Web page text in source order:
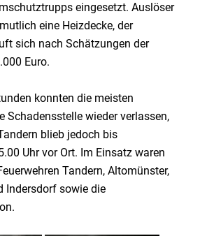
eingesetzt. Auslöser
eine Heizdecke, der
sich nach Schätzungen der
Euro.
konnten die meisten
Schadensstelle wieder verlassen,
blieb jedoch bis
Uhr vor Ort. Im Einsatz waren
Tandern, Altomünster,
Indersdorf sowie die